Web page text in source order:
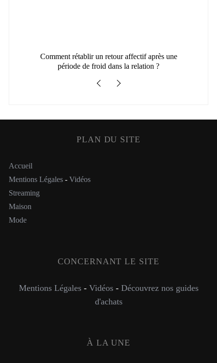
Comment rétablir un retour affectif après une
période de froid dans la relation ?
PLAN DU SITE
Accueil
Mentions Légales- Vidéos
Streaming
Maison
Mode
CONCERNANT LE SITE
Mentions Légales- Vidéos- Découvrez nos guides
d'achats
À LA UNE